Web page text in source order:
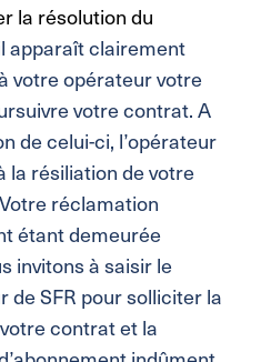
la résolution du
apparaît clairement
votre opérateur votre
votre contrat. A
de celui-ci, l’opérateur
la résiliation de votre
réclamation
étant demeurée
invitons à saisir le
SFR pour solliciter la
contrat et la